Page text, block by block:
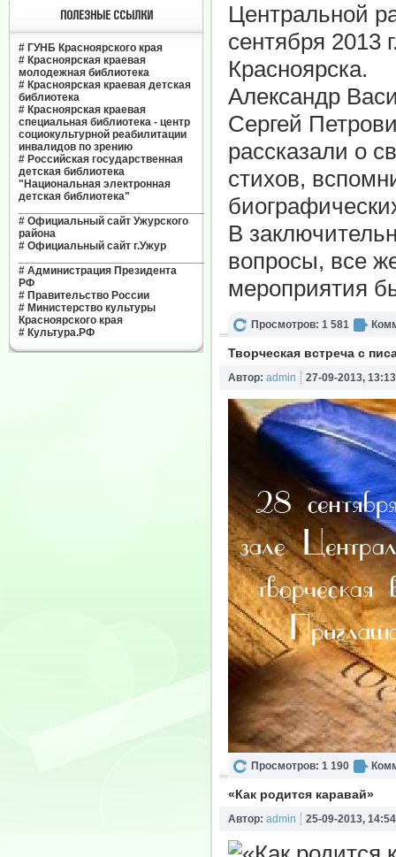
ПОЛЕЗНЫЕ ССЫЛКИ
# ГУНБ Красноярского края
# Красноярская краевая
молодежная библиотека
# Красноярская краевая детская
библиотека
# Красноярская краевая
специальная библиотека - центр
социокультурной реабилитации
инвалидов по зрению
# Российская государственная
детская библиотека
"Национальная электронная
детская библиотека"
# Официальный сайт Ужурского
района
# Официальный сайт г.Ужур
# Администрация Президента
РФ
# Правительство России
# Министерство культуры
Красноярского края
# Культура.РФ
Центральной
сентября 2013
Красноярска.
Александр
Сергей
рассказали о
стихов,
В
вопросы, все
мероприятия
Просмотров: 1 581
Творческая встреча с
Автор: admin 27-09-2013, 13:13
Просмотров: 1 190
«Как родится каравай»
Автор: admin 25-09-2013, 14:54